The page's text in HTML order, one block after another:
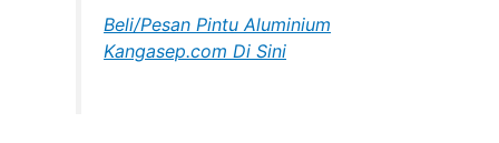
Beli/Pesan Pintu Aluminium
Kangasep.com Di Sini